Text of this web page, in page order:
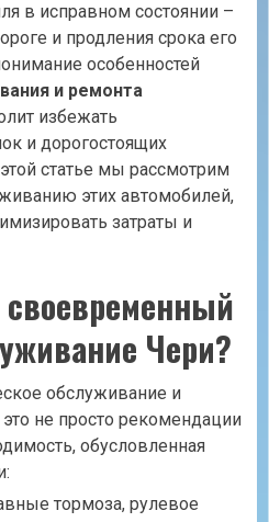
в исправном состоянии –
и продления срока его
особенностей
и ремонта
избежать
и дорогостоящих
статье мы рассмотрим
этих автомобилей,
затраты и
Чери?
обслуживание и
не просто рекомендации
обусловленная
тормоза, рулевое